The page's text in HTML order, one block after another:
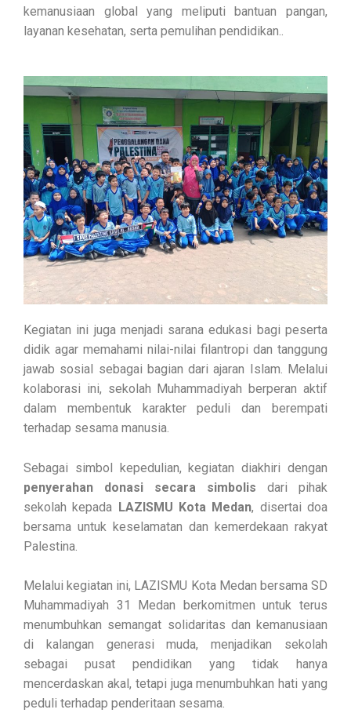
kemanusiaan global yang meliputi bantuan pangan,
layanan kesehatan, serta pemulihan pendidikan..
Kegiatan ini juga menjadi sarana edukasi bagi peserta
didik agar memahami nilai-nilai filantropi dan tanggung
jawab sosial sebagai bagian dari ajaran Islam. Melalui
kolaborasi ini, sekolah Muhammadiyah berperan aktif
dalam membentuk karakter peduli dan berempati
terhadap sesama manusia.
Sebagai simbol kepedulian, kegiatan diakhiri dengan
penyerahan donasi secara simbolis dari pihak
sekolah kepada LAZISMU Kota Medan, disertai doa
bersama untuk keselamatan dan kemerdekaan rakyat
Palestina.
Melalui kegiatan ini, LAZISMU Kota Medan bersama SD
Muhammadiyah 31 Medan berkomitmen untuk terus
menumbuhkan semangat solidaritas dan kemanusiaan
di kalangan generasi muda, menjadikan sekolah
sebagai pusat pendidikan yang tidak hanya
mencerdaskan akal, tetapi juga menumbuhkan hati yang
peduli terhadap penderitaan sesama.